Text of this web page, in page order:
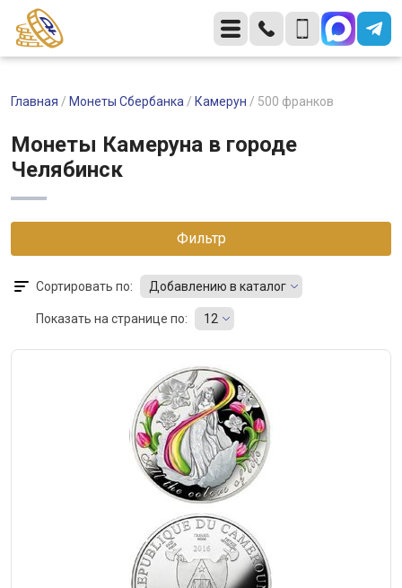
Главная / Монеты Сбербанка / Камерун / 500 франков
Монеты Камеруна в городе
Челябинск
Фильтр
Сортировать по: Добавлению в каталог
Показать на странице по: 12